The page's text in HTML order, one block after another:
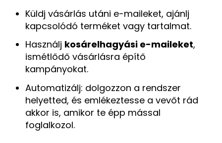
Küldj vásárlás utáni e-maileket, ajánlj
kapcsolódó terméket vagy tartalmat.
Használj kosárelhagyási e-maileket,
ismétlődő vásárlásra építő
kampányokat.
Automatizálj: dolgozzon a rendszer
helyetted, és emlékeztesse a vevőt rád
akkor is, amikor te épp mással
foglalkozol.